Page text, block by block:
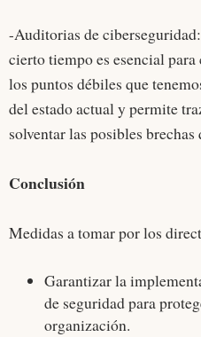
-Auditorias de
cierto tiempo es esencial
los puntos débiles que
del estado actual y permite
solventar las posibles brechas
Conclusión
Medidas a tomar por los
Garantizar la
de seguridad para
organización.